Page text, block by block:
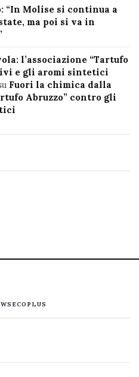
“In Molise si continua a
ma poi si va in
l’associazione “Tartufo
e gli aromi sintetici
Fuori la chimica dalla
Abruzzo” contro gli
ECOPLUS